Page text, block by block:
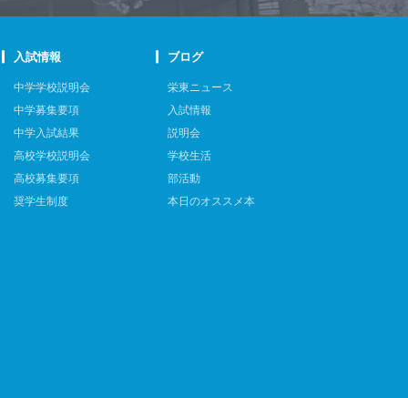
入試情報
中学学校説明会
中学募集要項
中学入試結果
高校学校説明会
高校募集要項
奨学生制度
ブログ
栄東ニュース
入試情報
説明会
学校生活
部活動
本日のオススメ本